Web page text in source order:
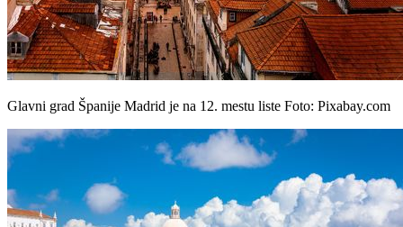
Glavni grad Španije Madrid je na 12. mestu liste Foto: Pixabay.com